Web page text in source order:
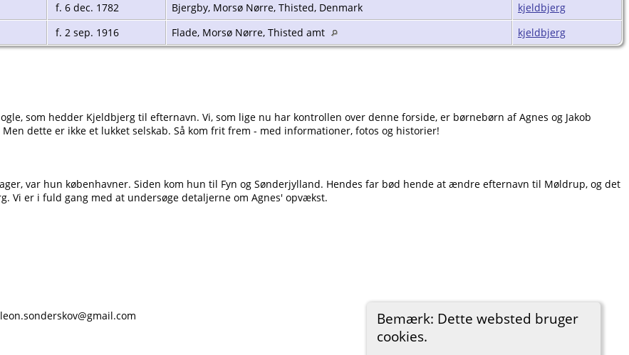
Bemærk: Dette websted bruger
cookies.
f. 6 dec. 1782 Bjergby, Morsø Nørre, Thisted, Denmark
kjeldbjerg
f. 2 sep. 1916 Flade, Morsø Nørre, Thisted amt kjeldbjerg
som hedder Kjeldbjerg til efternavn. Vi, som lige nu har kontrollen over denne forside, er børnebørn af Agnes og Jakob
dette er ikke et lukket selskab. Så kom frit frem - med informationer, fotos og historier!
var hun københavner. Siden kom hun til Fyn og Sønderjylland. Hendes far bød hende at ændre efternavn til Møldrup, og det
Vi er i fuld gang med at undersøge detaljerne om Agnes' opvækst.